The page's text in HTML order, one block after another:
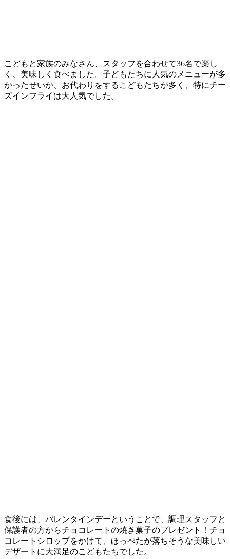
こどもと家族のみなさん、スタッフを合わせて36名で楽し
く、美味しく食べました。子どもたちに人気のメニューが多
かったせいか、お代わりをするこどもたちが多く、特にチー
ズインフライは大人気でした。
食後には、バレンタインデーということで、調理スタッフと
保護者の方からチョコレートの焼き菓子のプレゼント！チョ
コレートシロップをかけて、ほっぺたが落ちそうな美味しい
デザートに大満足のこどもたちでした。